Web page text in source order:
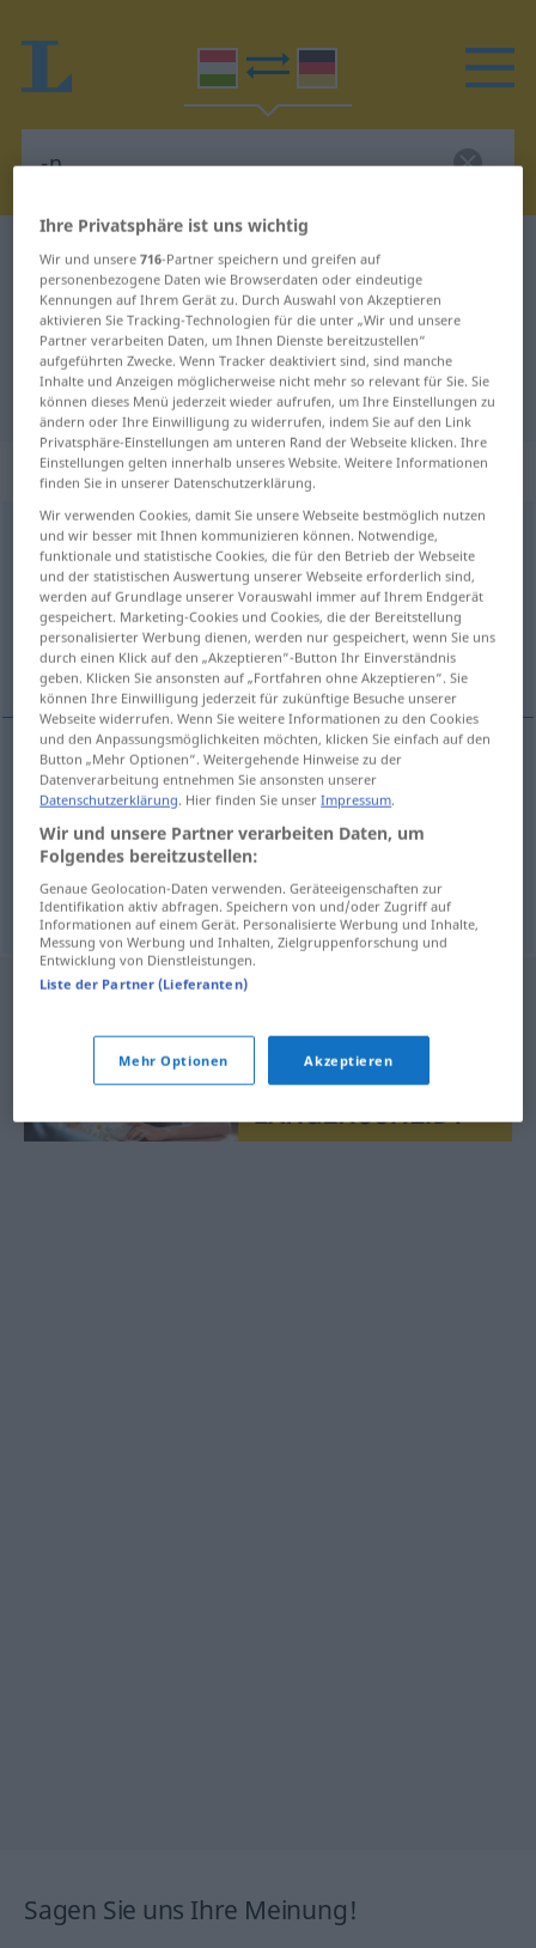
Ungarisch-Deutsch Wörterbuch -n
Ungarisch-Deutsch Übersetzung
für "-n"
"-n" Deutsch Übersetzung
„-n“
Übersicht aller Übersetzungen
(Für mehr Details die Übersetzung anklicken/antippen)
auf, an, in
auf DAT -n
DAT -n
DAT -n
Sagen Sie uns Ihre Meinung!
Ihre Privatsphäre ist uns wichtig
Wir und unsere716-Partner speichern und greifen auf
personenbezogene Daten wie Browserdaten oder eindeutige
Kennungen auf Ihrem Gerät zu. Durch Auswahl von Akzeptieren
aktivieren Sie Tracking-Technologien für die unter „Wir und unsere
Partner verarbeiten Daten, um Ihnen Dienste bereitzustellen“
aufgeführten Zwecke. Wenn Tracker deaktiviert sind, sind manche
Inhalte und Anzeigen möglicherweise nicht mehr so relevant für Sie. Sie
können dieses Menü jederzeit wieder aufrufen, um Ihre Einstellungen zu
ändern oder Ihre Einwilligung zu widerrufen, indem Sie auf den Link
Privatsphäre-Einstellungen am unteren Rand der Webseite klicken. Ihre
Einstellungen gelten innerhalb unseres Website. Weitere Informationen
finden Sie in unserer Datenschutzerklärung.
Wir verwenden Cookies, damit Sie unsere Webseite bestmöglich nutzen
und wir besser mit Ihnen kommunizieren können. Notwendige,
funktionale und statistische Cookies, die für den Betrieb der Webseite
und der statistischen Auswertung unserer Webseite erforderlich sind,
werden auf Grundlage unserer Vorauswahl immer auf Ihrem Endgerät
gespeichert. Marketing-Cookies und Cookies, die der Bereitstellung
personalisierter Werbung dienen, werden nur gespeichert, wenn Sie uns
durch einen Klick auf den „Akzeptieren“-Button Ihr Einverständnis
geben. Klicken Sie ansonsten auf „Fortfahren ohne Akzeptieren“. Sie
können Ihre Einwilligung jederzeit für zukünftige Besuche unserer
Webseite widerrufen. Wenn Sie weitere Informationen zu den Cookies
und den Anpassungsmöglichkeiten möchten, klicken Sie einfach auf den
Button „Mehr Optionen“. Weitergehende Hinweise zu der
Datenverarbeitung entnehmen Sie ansonsten unserer
Datenschutzerklärung. Hier finden Sie unserImpressum.
Wir und unsere Partner verarbeiten Daten, um
Folgendes bereitzustellen:
Genaue Geolocation-Daten verwenden. Geräteeigenschaften zur
Identifikation aktiv abfragen. Speichern von und/oder Zugriff auf
Informationen auf einem Gerät. Personalisierte Werbung und Inhalte,
Messung von Werbung und Inhalten, Zielgruppenforschung und
Entwicklung von Dienstleistungen.
Liste der Partner (Lieferanten)
Mehr Optionen Akzeptieren